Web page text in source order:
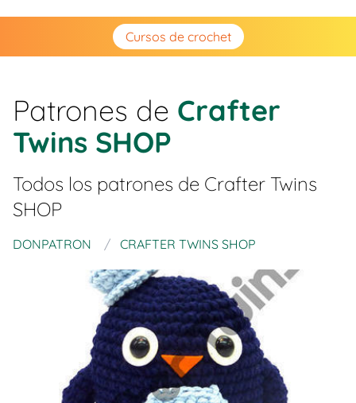
Cursos de crochet
Patrones de Crafter
Twins SHOP
Todos los patrones de Crafter Twins
SHOP
DONPATRON CRAFTER TWINS SHOP